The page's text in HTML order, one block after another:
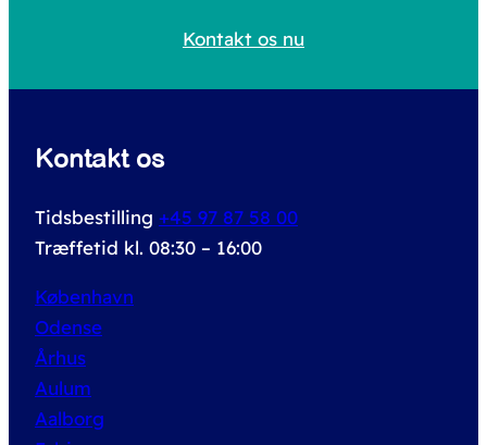
r
Kontakt os nu
Kontakt os
Tidsbestilling +45 97 87 58 00
Træffetid kl. 08:30 – 16:00
København
Odense
Århus
Aulum
Aalborg